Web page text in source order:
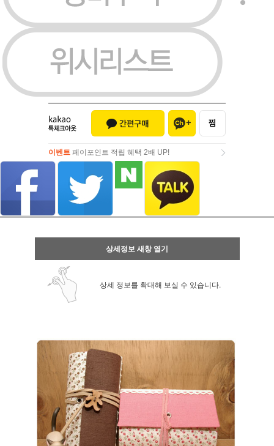
이벤트 페이포인트 적립 혜택 2배 UP!
페이포인트 적립 혜택 2배 UP!
상세정보 새창 열기
상세 정보를 확대해 보실 수 있습니다.